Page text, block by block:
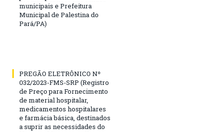
municipais e Prefeitura
Municipal de Palestina do
Pará/PA)
PREGÃO ELETRÔNICO Nº
032/2023-FMS-SRP (Registro
de Preço para Fornecimento
de material hospitalar,
medicamentos hospitalares
e farmácia básica, destinados
a suprir as necessidades do